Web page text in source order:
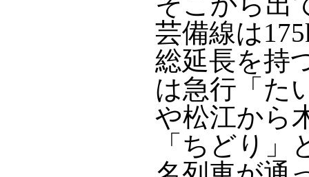
芸備線は
総延長を持
は急行「た
や松江から
「ちどり」